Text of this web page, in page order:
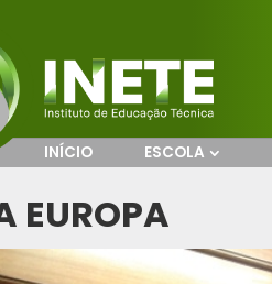
INÍCIO ESCOLA
EUROPA